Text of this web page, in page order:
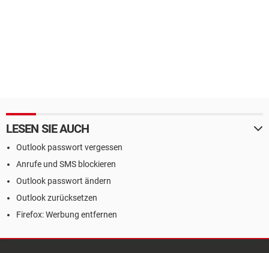
LESEN SIE AUCH
Outlook passwort vergessen
Anrufe und SMS blockieren
Outlook passwort ändern
Outlook zurücksetzen
Firefox: Werbung entfernen